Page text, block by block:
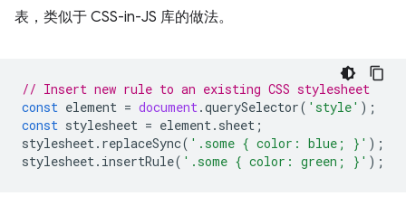
表，类似于 CSS-in-JS 库的做法。
// Insert new rule to an existing CSS stylesheet
const element = document.querySelector( 'style' );
const stylesheet = element. sheet ;
stylesheet. replaceSync( '.some { color: blue; }' );
stylesheet. insertRule( '.some { color: green; }' );